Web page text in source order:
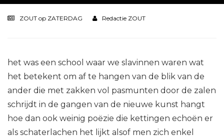
ZOUT op ZATERDAG Redactie ZOUT
het was een school waar we slavinnen waren wat
het betekent om af te hangen van de blik van de
ander die met zakken vol pasmunten door de zalen
schrijdt in de gangen van de nieuwe kunst hangt
hoe dan ook weinig poëzie die kettingen echoën er
als schaterlachen het lijkt alsof men zich enkel